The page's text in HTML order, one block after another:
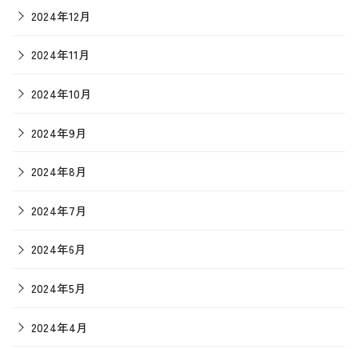
2024年12月
2024年11月
2024年10月
2024年9月
2024年8月
2024年7月
2024年6月
2024年5月
2024年4月